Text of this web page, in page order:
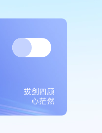
拔剑四顾
心茫然